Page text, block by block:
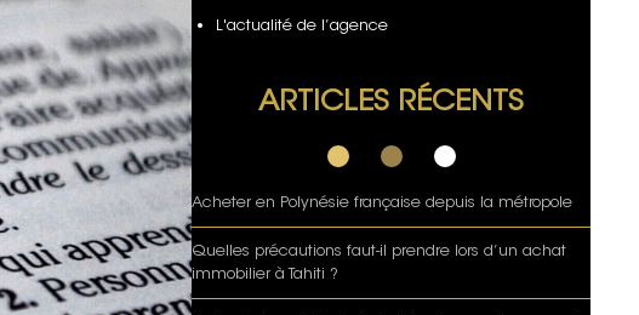
L'actualité de l’agence
ARTICLES RÉCENTS
Acheter en Polynésie française depuis la métropole
Quelles précautions faut-il prendre lors d’un achat
immobilier à Tahiti ?